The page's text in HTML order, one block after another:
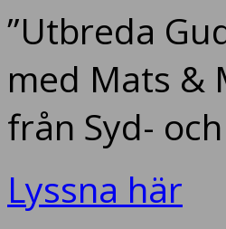
”Utbreda
med Mats &
från Syd-
Lyssna här